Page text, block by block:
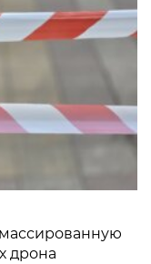
дрона